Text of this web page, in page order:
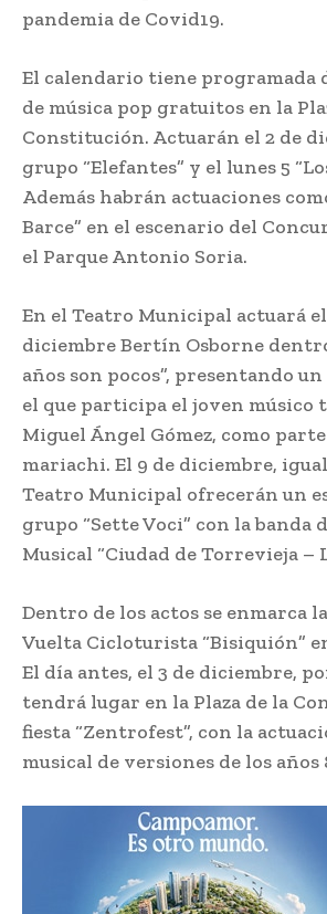
pandemia de Covid19.
El calendario tiene programada
de música pop gratuitos en la
Constitución. Actuarán el 2 de
grupo “Elefantes” y el lunes 5
Además habrán actuaciones
Barce” en el escenario del
el Parque Antonio Soria.
En el Teatro Municipal actuará
diciembre Bertín Osborne
años son pocos”, presentando
el que participa el joven músico
Miguel Ángel Gómez, como
mariachi. El 9 de diciembre,
Teatro Municipal ofrecerán un
grupo “Sette Voci” con la banda
Musical “Ciudad de Torrevieja –
Dentro de los actos se enmarca
Vuelta Cicloturista “Bisiquión”
El día antes, el 3 de diciembre,
tendrá lugar en la Plaza de la
fiesta “Zentrofest”, con la
musical de versiones de los años